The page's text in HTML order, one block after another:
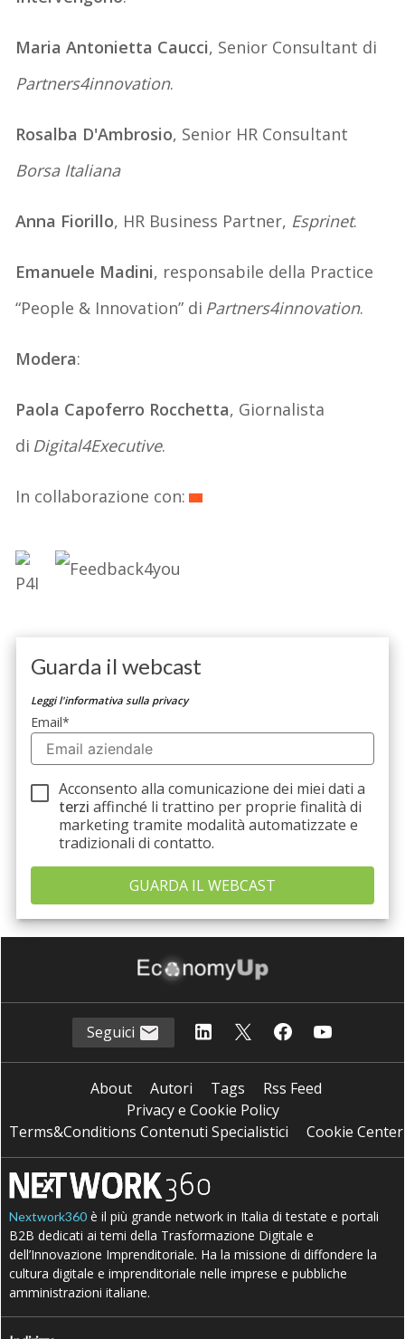
Maria Antonietta Caucci, Senior Consultant di
Partners4innovation.
Rosalba D'Ambrosio, Senior HR Consultant
Borsa Italiana
Anna Fiorillo, HR Business Partner, Esprinet.
Emanuele Madini, responsabile della Practice
“People & Innovation” di Partners4innovation.
Modera:
Paola Capoferro Rocchetta, Giornalista
di Digital4Executive.
In collaborazione con:
Guarda il webcast
Leggi l'informativa sulla privacy
Email*
Acconsento alla comunicazione dei miei dati a
terzi affinché li trattino per proprie finalità di
marketing tramite modalità automatizzate e
tradizionali di contatto.
Seguici
About Autori Tags
Rss Feed
Privacy e Cookie Policy
Terms&Conditions Contenuti Specialistici
Cookie Center
Nextwork360 è il più grande network in Italia di testate e portali
B2B dedicati ai temi della Trasformazione Digitale e
dell’Innovazione Imprenditoriale. Ha la missione di diffondere la
cultura digitale e imprenditoriale nelle imprese e pubbliche
amministrazioni italiane.